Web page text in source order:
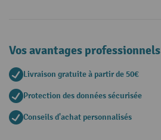
Vos avantages professionnels
Livraison gratuite à partir de 50€
Protection des données sécurisée
Conseils d'achat personnalisés